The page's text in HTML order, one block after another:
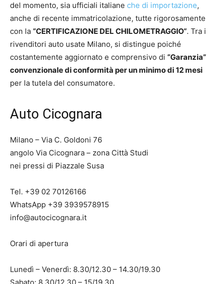
del momento, sia ufficiali italiane che di importazione,
anche di recente immatricolazione, tutte rigorosamente
con la “CERTIFICAZIONE DEL CHILOMETRAGGIO“. Tra i
rivenditori auto usate Milano, si distingue poiché
costantemente aggiornato e comprensivo di “Garanzia”
convenzionale di conformità per un minimo di 12 mesi
per la tutela del consumatore.
Auto Cicognara
Milano – Via C. Goldoni 76
angolo Via Cicognara – zona Città Studi
nei pressi di Piazzale Susa
Tel. +39 02 70126166
WhatsApp +39 3939578915
info@autocicognara.it
Orari di apertura
Lunedì – Venerdì: 8.30/12.30 – 14.30/19.30